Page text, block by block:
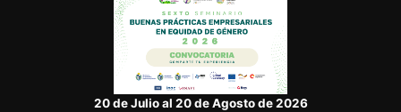
20 de Julio al 20 de Agosto de 2026